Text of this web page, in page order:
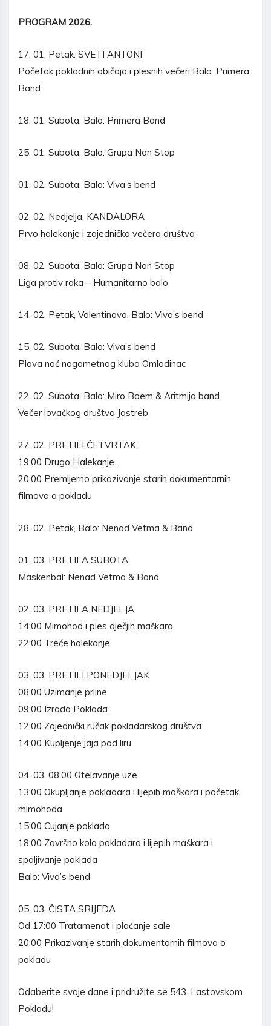
PROGRAM 2026.
17. 01. Petak. SVETI ANTONI
Početak pokladnih običaja i plesnih večeri Balo: Primera
Band
18. 01. Subota, Balo: Primera Band
25. 01. Subota, Balo: Grupa Non Stop
01. 02. Subota, Balo: Viva’s bend
02. 02. Nedjelja, KANDALORA
Prvo halekanje i zajednička večera društva
08. 02. Subota, Balo: Grupa Non Stop
Liga protiv raka – Humanitarno balo
14. 02. Petak, Valentinovo, Balo: Viva’s bend
15. 02. Subota, Balo: Viva’s bend
Plava noć nogometnog kluba Omladinac
22. 02. Subota, Balo: Miro Boem & Aritmija band
Večer lovačkog društva Jastreb
27. 02. PRETILI ČETVRTAK,
19:00 Drugo Halekanje .
20:00 Premijerno prikazivanje starih dokumentarnih
filmova o pokladu
28. 02. Petak, Balo: Nenad Vetma & Band
01. 03. PRETILA SUBOTA
Maskenbal: Nenad Vetma & Band
02. 03. PRETILA NEDJELJA.
14:00 Mimohod i ples dječjih maškara
22:00 Treće halekanje
03. 03. PRETILI PONEDJELJAK
08:00 Uzimanje prline
09:00 Izrada Poklada
12:00 Zajednički ručak pokladarskog društva
14:00 Kupljenje jaja pod liru
04. 03. 08:00 Otelavanje uze
13:00 Okupljanje pokladara i lijepih maškara i početak
mimohoda
15:00 Cujanje poklada
18:00 Završno kolo pokladara i lijepih maškara i
spaljivanje poklada
Balo: Viva’s bend
05. 03. ČISTA SRIJEDA
Od 17:00 Tratamenat i plaćanje sale
20:00 Prikazivanje starih dokumentarnih filmova o
pokladu
Odaberite svoje dane i pridružite se 543. Lastovskom
Pokladu!